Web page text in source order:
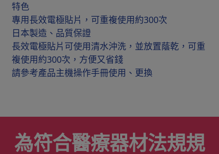
特色
專用長效電極貼片，可重複使用約300次
日本製造、品質保證
長效電極貼片可使用清水沖洗，並放置蔭乾，可重
複使用約300次，方便又省錢
請參考產品主機操作手冊使用、更換
為符合醫療器材法規規